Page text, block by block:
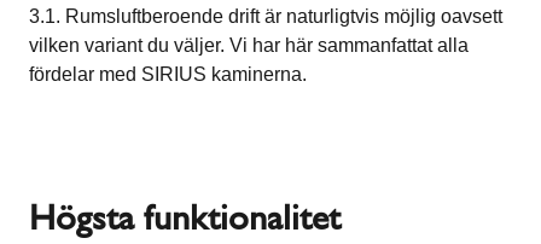
3.1. Rumsluftberoende drift är naturligtvis möjlig oavsett
vilken variant du väljer. Vi har här sammanfattat alla
fördelar med SIRIUS kaminerna.
Högsta funktionalitet